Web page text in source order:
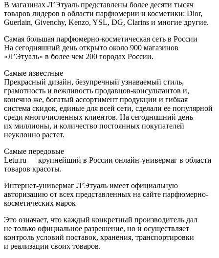
В магазинах Л’Этуаль представлены более десяти тысяч
товаров лидеров в области парфюмерии и косметики: Dior,
Guerlain, Givenchy, Kenzo, YSL, DG, Clarins и многие другие.
Самая большая парфюмерно-косметическая сеть в России
На сегодняшний день открыто около 900 магазинов
«Л’Этуаль» в более чем 200 городах России.
Самые известные
Прекрасный дизайн, безупречный узнаваемый стиль,
грамотность и вежливость продавцов-консультантов и,
конечно же, богатый ассортимент продукции и гибкая
система скидок, единые для всей сети, сделали ее популярной
среди многочисленных клиентов. На сегодняшний день
их миллионы, и количество постоянных покупателей
неуклонно растет.
Самые передовые
Letu.ru — крупнейший в России онлайн-универмаг в области
товаров красоты.
Интернет-универмаг Л’Этуаль имеет официальную
авторизацию от всех представленных на сайте парфюмерно-
косметических марок
Это означает, что каждый конкретный производитель дал
не только официальное разрешение, но и осуществляет
контроль условий поставок, хранения, транспортировки
и реализации своих товаров.